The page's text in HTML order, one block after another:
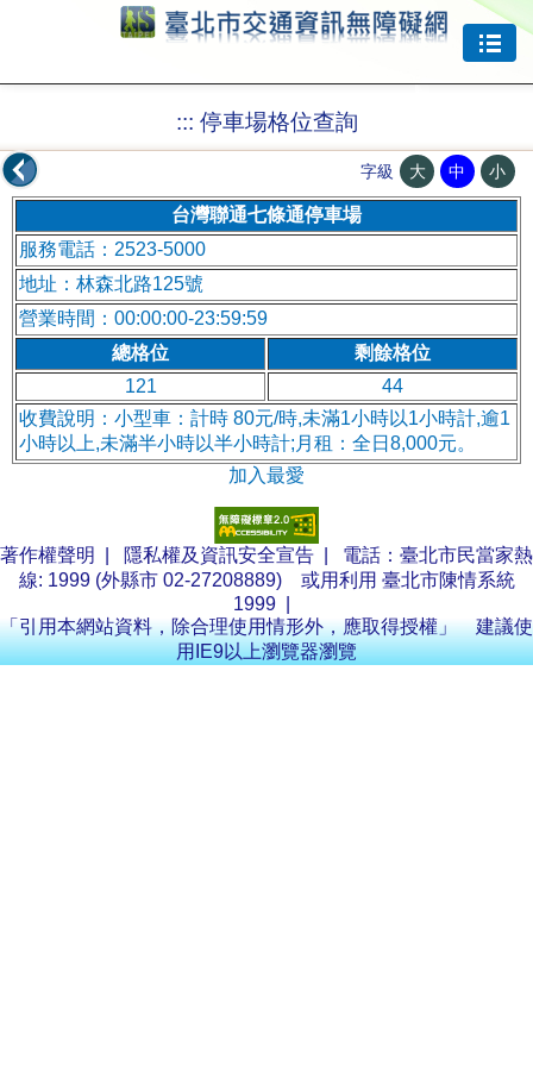
::: 停車場格位查詢
字級 大 中 小
台灣聯通七條通停車場
服務電話：2523-5000
地址：林森北路125號
營業時間：00:00:00-23:59:59
總格位
剩餘格位
121
44
收費說明：小型車：計時 80元/時,未滿1小時以1小時計,逾1
小時以上,未滿半小時以半小時計;月租：全日8,000元。
加入最愛
著作權聲明 隱私權及資訊安全宣告 | 電話：臺北市民當家熱
線: 1999 (外縣市 02-27208889) 或用利用 臺北市陳情系統
1999
「引用本網站資料，除合理使用情形外，應取得授權」 建議使
用IE9以上瀏覽器瀏覽